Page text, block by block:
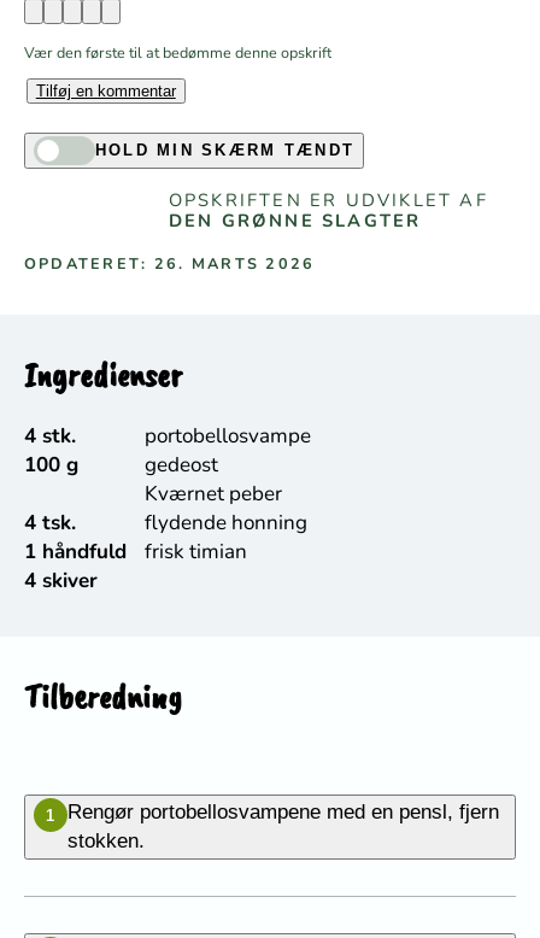
Vær den første til at bedømme denne opskrift
Tilføj en kommentar
HOLD MIN SKÆRM TÆNDT
OPSKRIFTEN ER UDVIKLET AF
DEN GRØNNE SLAGTER
OPDATERET: 26. MARTS 2026
Ingredienser
4 stk.
portobellosvampe
100 g
gedeost
Kværnet peber
4 tsk.
flydende honning
1 håndfuld
frisk timian
4 skiver
Tilberedning
1
Rengør portobellosvampene med en pensl, fjern
stokken.